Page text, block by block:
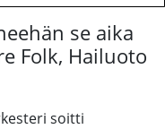
se aika
Folk, Hailuoto
soitti